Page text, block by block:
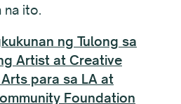
na ito.
ng Tulong sa
Artist at Creative
para sa LA at
Foundation